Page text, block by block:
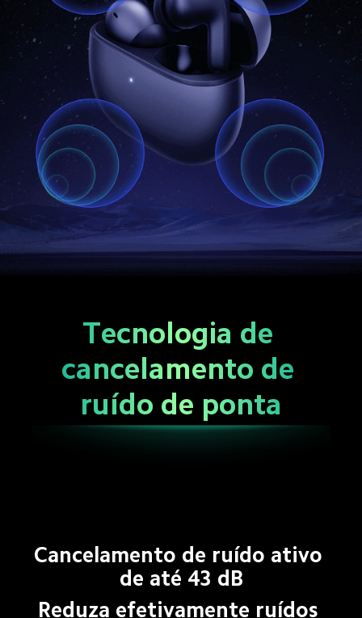
Tecnologia de
cancelamento de
ruído de ponta
Cancelamento de ruído ativo
de até 43 dB
Reduza efetivamente ruídos